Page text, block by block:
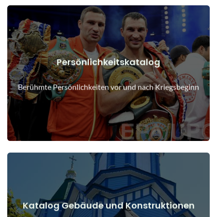
Persönlichkeitskatalog
Berühmte Persönlichkeiten vor und nach Kriegsbeginn
Menschen vor und nach Kriegsbeginn
Details anzeigen
Katalog Gebäude und Konstruktionen
Details anzeigen